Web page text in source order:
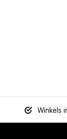
Winkels